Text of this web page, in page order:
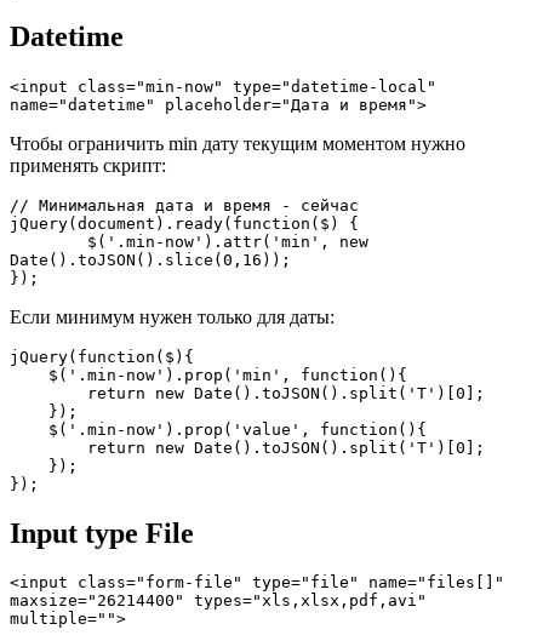
Datetime
<input class="min-now" type="datetime-local"
name="datetime" placeholder="Дата и время">
Чтобы ограничить min дату текущим моментом нужно
применять скрипт:
// Минимальная дата и время - сейчас
jQuery(document).ready(function($) {
Date().toJSON().slice(0,16));
});
Если минимум нужен только для даты:
jQuery(function($){
});
Input type File
<input class="form-file" type="file" name="files[]"
maxsize="26214400" types="xls,xlsx,pdf,avi"
multiple="">